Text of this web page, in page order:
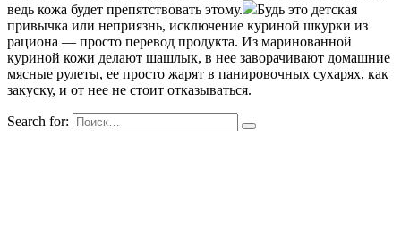
ведь кожа будет препятствовать этому.
Будь это детская
привычка или неприязнь, исключение куриной шкурки из
рациона — просто перевод продукта. Из маринованной
куриной кожи делают шашлык, в нее заворачивают домашние
мясные рулеты, ее просто жарят в панировочных сухарях, как
закуску, и от нее не стоит отказываться.
Search for: